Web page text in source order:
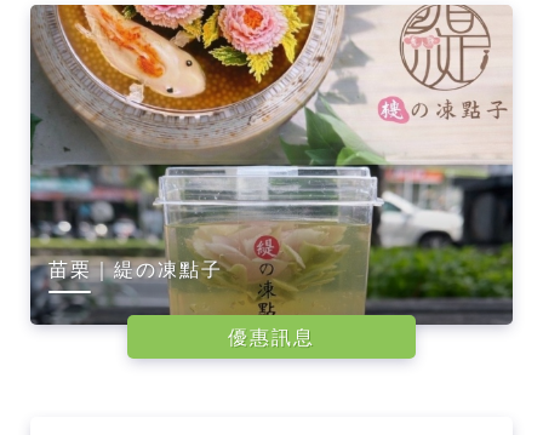
苗栗｜緹の凍點子
優惠訊息